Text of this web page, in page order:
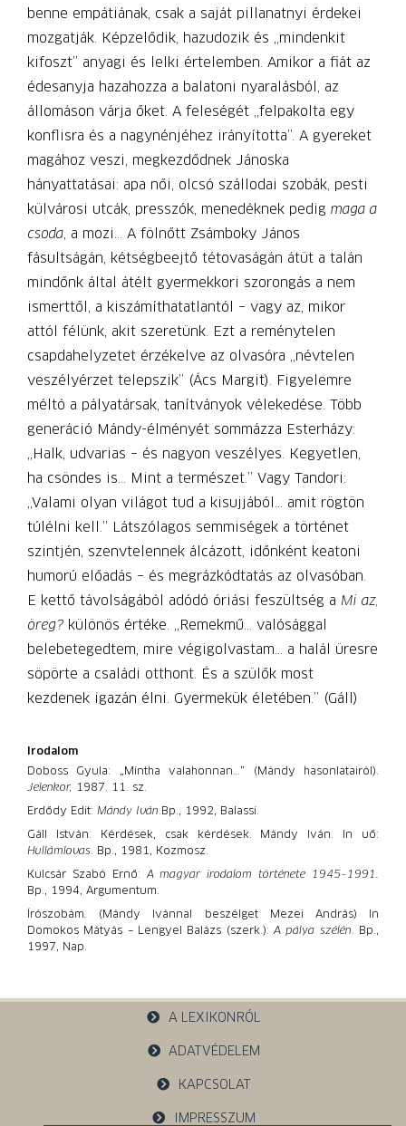
benne empátiának, csak a saját pillanatnyi érdekei
mozgatják. Képzelődik, hazudozik és „mindenkit
kifoszt” anyagi és lelki értelemben. Amikor a fiát az
édesanyja hazahozza a balatoni nyaralásból, az
állomáson várja őket. A feleségét „felpakolta egy
konflisra és a nagynénjéhez irányította”. A gyereket
magához veszi, megkezdődnek Jánoska
hányattatásai: apa női, olcsó szállodai szobák, pesti
külvárosi utcák, presszók, menedéknek pedig maga a
csoda, a mozi… A fölnőtt Zsámboky János
fásultságán, kétségbeejtő tétovaságán átüt a talán
mindőnk által átélt gyermekkori szorongás a nem
ismerttől, a kiszámíthatatlantól – vagy az, mikor
attól félünk, akit szeretünk. Ezt a reménytelen
csapdahelyzetet érzékelve az olvasóra „névtelen
veszélyérzet telepszik” (Ács Margit). Figyelemre
méltó a pályatársak, tanítványok vélekedése. Több
generáció Mándy-élményét sommázza Esterházy:
„Halk, udvarias – és nagyon veszélyes. Kegyetlen,
ha csöndes is… Mint a természet.” Vagy Tandori:
„Valami olyan világot tud a kisujjából... amit rögtön
túlélni kell.” Látszólagos semmiségek a történet
szintjén, szenvtelennek álcázott, időnként keatoni
humorú előadás – és megrázkódtatás az olvasóban.
E kettő távolságából adódó óriási feszültség a Mi az,
öreg? különös értéke. „Remekmű… valósággal
belebetegedtem, mire végigolvastam… a halál üresre
söpörte a családi otthont. És a szülők most
kezdenek igazán élni. Gyermekük életében.” (Gáll)
Irodalom
Doboss Gyula: „Mintha valahonnan…” (Mándy hasonlatairól).
Jelenkor,
1987. 11. sz.
Erdődy Edit: Mándy Iván.Bp., 1992, Balassi.
Gáll István: Kérdések, csak kérdések. Mándy Iván. In uő:
Hullámlovas. Bp., 1981, Kozmosz.
Kulcsár Szabó Ernő: A magyar irodalom története 1945–1991.
Bp., 1994, Argumentum.
Írószobám. (Mándy Ivánnal beszélget Mezei András) In
Domokos Mátyás – Lengyel Balázs (szerk.): A pálya szélén. Bp.,
1997, Nap.
A LEXIKONRÓL
ADATVÉDELEM
KAPCSOLAT
IMPRESSZUM